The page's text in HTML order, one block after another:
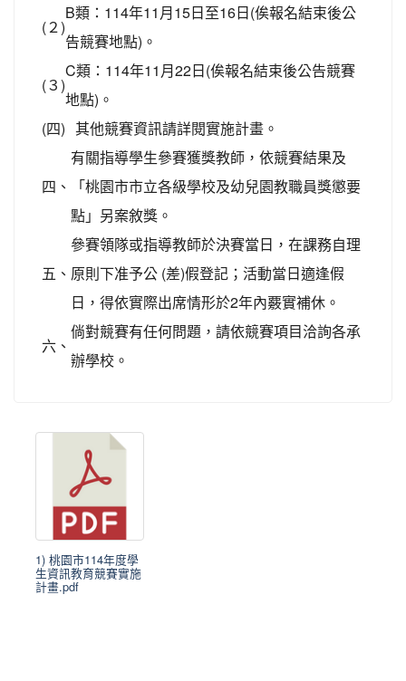
(２)
B類：114年11月15日至16日(俟報名結束後公
告競賽地點)。
(３)
C類：114年11月22日(俟報名結束後公告競賽
地點)。
(四) 其他競賽資訊請詳閱實施計畫。
四、
有關指導學生參賽獲獎教師，依競賽結果及
「桃園市市立各級學校及幼兒園教職員獎懲要
點」另案敘獎。
五、
參賽領隊或指導教師於決賽當日，在課務自理
原則下准予公 (差)假登記；活動當日適逢假
日，得依實際出席情形於2年內覈實補休。
六、
倘對競賽有任何問題，請依競賽項目洽詢各承
辦學校。
1) 桃園市114年度學
生資訊教育競賽實施
計畫.pdf